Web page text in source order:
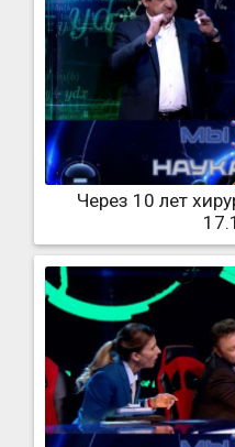
Через 10 лет